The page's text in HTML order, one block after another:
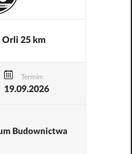
Orli 25 km
Termin:
19.09.2026
Budownictwa